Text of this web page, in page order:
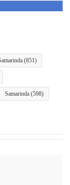
masyarakat,
memperkuat
peluang
listrik gratis.
(851)
Samarinda (598)